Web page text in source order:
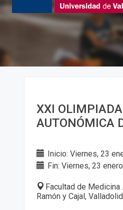
XXI
AUTONÓMICA
Inicio: Viernes, 23
Fin: Viernes, 23
Facultad de
Ramón y Cajal,